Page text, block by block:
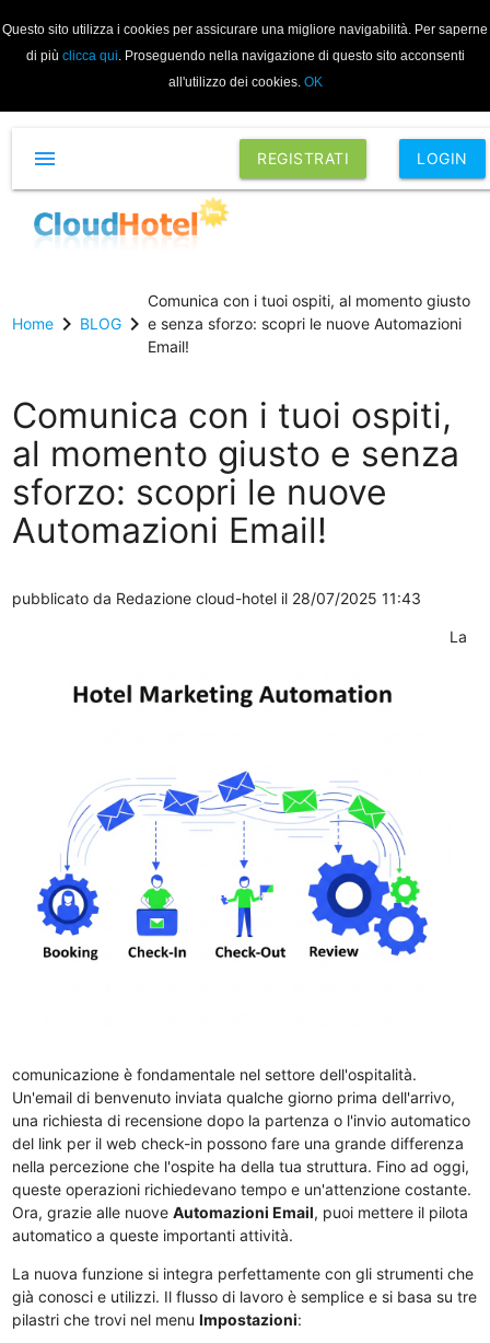
Questo sito utilizza i cookies per assicurare una migliore navigabilità. Per saperne
di più clicca qui. Proseguendo nella navigazione di questo sito acconsenti
all'utilizzo dei cookies. OK
REGISTRATI LOGIN
menu
Homechevron_right BLOGchevron_right
Comunica con i tuoi ospiti, al momento giusto
e senza sforzo: scopri le nuove Automazioni
Email!
Comunica con i tuoi ospiti,
al momento giusto e senza
sforzo: scopri le nuove
Automazioni Email!
pubblicato da Redazione cloud-hotelil 28/07/2025 11:43
La
comunicazione è fondamentale nel settore dell'ospitalità.
Un'email di benvenuto inviata qualche giorno prima dell'arrivo,
una richiesta di recensione dopo la partenza o l'invio automatico
del link per il web check-in possono fare una grande differenza
nella percezione che l'ospite ha della tua struttura. Fino ad oggi,
queste operazioni richiedevano tempo e un'attenzione costante.
Ora, grazie alle nuove Automazioni Email, puoi mettere il pilota
automatico a queste importanti attività.
La nuova funzione si integra perfettamente con gli strumenti che
già conosci e utilizzi. Il flusso di lavoro è semplice e si basa su tre
pilastri che trovi nel menu Impostazioni: